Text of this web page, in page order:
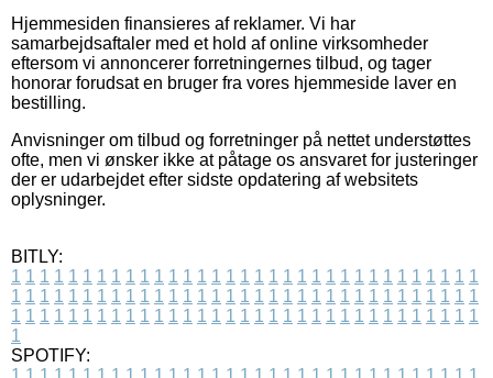
Hjemmesiden finansieres af reklamer. Vi har
samarbejdsaftaler med et hold af online virksomheder
eftersom vi annoncerer forretningernes tilbud, og tager
honorar forudsat en bruger fra vores hjemmeside laver en
bestilling.
Anvisninger om tilbud og forretninger på nettet understøttes
ofte, men vi ønsker ikke at påtage os ansvaret for justeringer
der er udarbejdet efter sidste opdatering af websitets
oplysninger.
BITLY:
1 1 1 1 1 1 1 1 1 1 1 1 1 1 1 1 1 1 1 1 1 1 1 1 1 1 1 1 1 1 1 1 1
1 1 1 1 1 1 1 1 1 1 1 1 1 1 1 1 1 1 1 1 1 1 1 1 1 1 1 1 1 1 1 1 1
1 1 1 1 1 1 1 1 1 1 1 1 1 1 1 1 1 1 1 1 1 1 1 1 1 1 1 1 1 1 1 1 1
1
SPOTIFY: